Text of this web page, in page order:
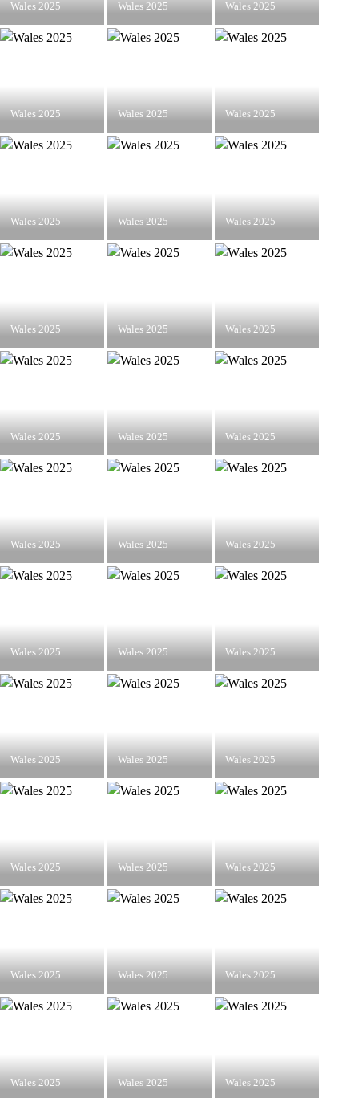
Wales 2025 Wales 2025 Wales 2025
Wales 2025 Wales 2025 Wales 2025
Wales 2025 Wales 2025 Wales 2025
Wales 2025 Wales 2025 Wales 2025
Wales 2025 Wales 2025 Wales 2025
Wales 2025 Wales 2025 Wales 2025
Wales 2025 Wales 2025 Wales 2025
Wales 2025 Wales 2025 Wales 2025
Wales 2025 Wales 2025 Wales 2025
Wales 2025 Wales 2025 Wales 2025
Wales 2025 Wales 2025 Wales 2025